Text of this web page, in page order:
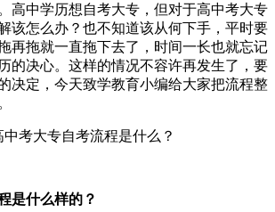
高中学历想自考大专，但对于高中考大专
该怎么办？也不知道该从何下手，平时要
再拖就一直拖下去了，时间一长也就忘记
的决心。这样的情况不容许再发生了，要
决定，今天致学教育小编给大家把流程整
是什么样的？